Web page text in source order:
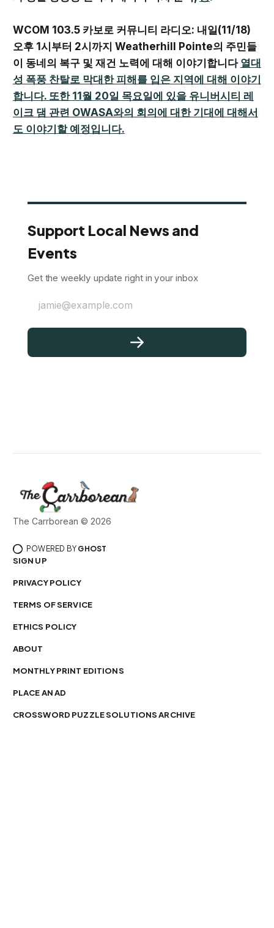
WCOM 103.5 카보로 커뮤니티 라디오: 내일(11/18)
오후 1시부터 2시까지 Weatherhill Pointe의 주민들
이 동네의 복구 및 재건 노력에 대해 이야기합니다 열대
성 폭풍 찬탈로 막대한 피해를 입은 지역에 대해 이야기
합니다. 또한 11월 20일 목요일에 있을 유니버시티 레
이크 댐 관련 OWASA와의 회의에 대한 기대에 대해서
도 이야기할 예정입니다.
Support Local News and
Events
Get the weekly update right in your inbox
jamie@example.com
The Carrborean © 2026
POWERED BY GHOST
SIGN UP
PRIVACY POLICY
TERMS OF SERVICE
ETHICS POLICY
ABOUT
MONTHLY PRINT EDITIONS
PLACE AN AD
CROSSWORD PUZZLE SOLUTIONS ARCHIVE